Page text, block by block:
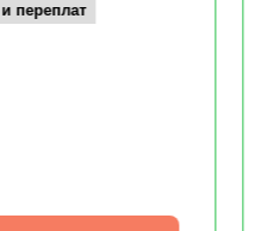
переплат